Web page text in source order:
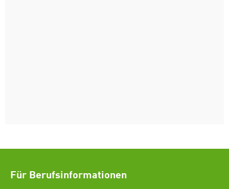
Für Berufsinformationen